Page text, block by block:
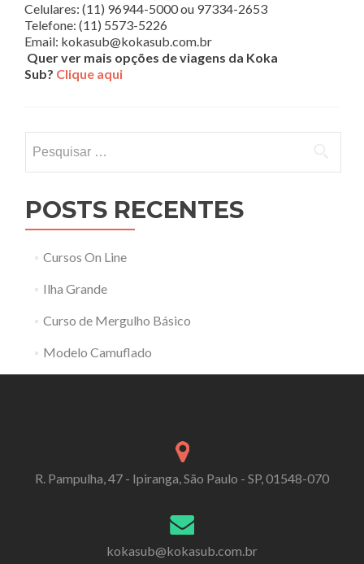
Celulares: (11) 96944-5000 ou 97334-2653
Telefone: (11) 5573-5226
Email: kokasub@kokasub.com.br
Quer ver mais opções de viagens da Koka
Sub? Clique aqui
por:
POSTS RECENTES
Cursos On Line
Ilha Grande
Curso de Mergulho Básico
Modelo Camuflado
R. Pampulha, 47 - Ipiranga, São Paulo - SP, 01548-070
kokasub@kokasub.com.br